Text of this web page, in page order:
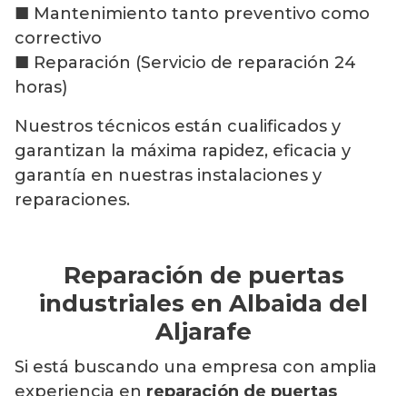
■ Mantenimiento tanto preventivo como
correctivo
■ Reparación (Servicio de reparación 24
horas)
Nuestros técnicos están cualificados y
garantizan la máxima rapidez, eficacia y
garantía en nuestras instalaciones y
reparaciones.
Reparación de puertas
industriales en Albaida del
Aljarafe
Si está buscando una empresa con amplia
experiencia en reparación de puertas